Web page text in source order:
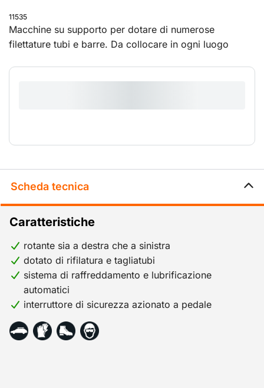
11535
‎Macchine su supporto per dotare di numerose
filettature tubi e barre. Da collocare in ogni luogo
Scheda tecnica
Caratteristiche
rotante sia a destra che a sinistra
dotato di rifilatura e tagliatubi
sistema di raffreddamento e lubrificazione
automatici
interruttore di sicurezza azionato a pedale